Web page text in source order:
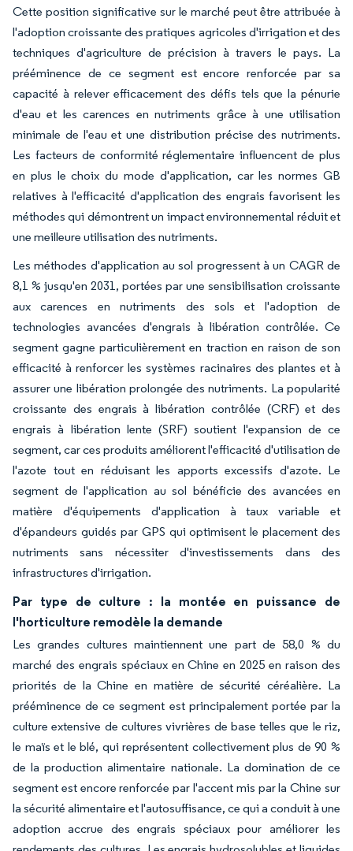
Cette position significative sur le marché peut être attribuée à
l'adoption croissante des pratiques agricoles d'irrigation et des
techniques d'agriculture de précision à travers le pays. La
prééminence de ce segment est encore renforcée par sa
capacité à relever efficacement des défis tels que la pénurie
d'eau et les carences en nutriments grâce à une utilisation
minimale de l'eau et une distribution précise des nutriments.
Les facteurs de conformité réglementaire influencent de plus
en plus le choix du mode d'application, car les normes GB
relatives à l'efficacité d'application des engrais favorisent les
méthodes qui démontrent un impact environnemental réduit et
une meilleure utilisation des nutriments.
Les méthodes d'application au sol progressent à un CAGR de
8,1 % jusqu'en 2031, portées par une sensibilisation croissante
aux carences en nutriments des sols et l'adoption de
technologies avancées d'engrais à libération contrôlée. Ce
segment gagne particulièrement en traction en raison de son
efficacité à renforcer les systèmes racinaires des plantes et à
assurer une libération prolongée des nutriments. La popularité
croissante des engrais à libération contrôlée (CRF) et des
engrais à libération lente (SRF) soutient l'expansion de ce
segment, car ces produits améliorent l'efficacité d'utilisation de
l'azote tout en réduisant les apports excessifs d'azote. Le
segment de l'application au sol bénéficie des avancées en
matière d'équipements d'application à taux variable et
d'épandeurs guidés par GPS qui optimisent le placement des
nutriments sans nécessiter d'investissements dans des
infrastructures d'irrigation.
Par type de culture : la montée en puissance de
l'horticulture remodèle la demande
Les grandes cultures maintiennent une part de 58,0 % du
marché des engrais spéciaux en Chine en 2025 en raison des
priorités de la Chine en matière de sécurité céréalière. La
prééminence de ce segment est principalement portée par la
culture extensive de cultures vivrières de base telles que le riz,
le maïs et le blé, qui représentent collectivement plus de 90 %
de la production alimentaire nationale. La domination de ce
segment est encore renforcée par l'accent mis par la Chine sur
la sécurité alimentaire et l'autosuffisance, ce qui a conduit à une
adoption accrue des engrais spéciaux pour améliorer les